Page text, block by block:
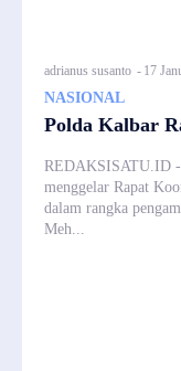
adrianus susanto - 17
NASIONAL
Polda Kalbar
REDAKSISATU.ID
menggelar Rapat
dalam rangka
Meh...